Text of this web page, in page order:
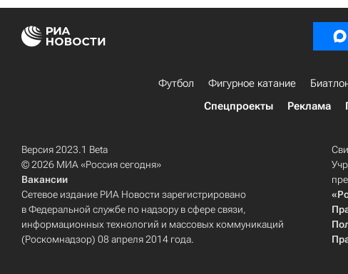
Футбол Фигурное катание
Спецпроекты
Реклама
Версия 2023.1 Beta
© 2026 МИА «Россия сегодня»
Вакансии
Сетевое издание РИА Новости зарегистрировано
в Федеральной службе по надзору в сфере связи,
информационных технологий и массовых коммуникаций
(Роскомнадзор) 08 апреля 2014 года.